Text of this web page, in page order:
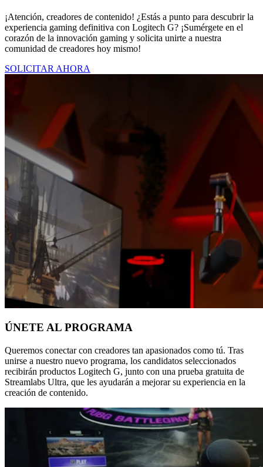
¡Atención, creadores de contenido! ¿Estás a punto para descubrir la
experiencia gaming definitiva con Logitech G? ¡Sumérgete en el
corazón de la innovación gaming y solicita unirte a nuestra
comunidad de creadores hoy mismo!
SOLICITAR AHORA
ÚNETE AL PROGRAMA
Queremos conectar con creadores tan apasionados como tú. Tras
unirse a nuestro nuevo programa, los candidatos seleccionados
recibirán productos Logitech G, junto con una prueba gratuita de
Streamlabs Ultra, que les ayudarán a mejorar su experiencia en la
creación de contenido.